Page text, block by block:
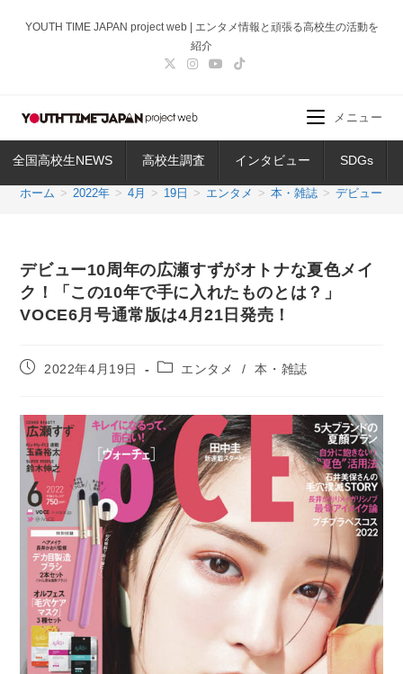
ス
ッ
YOUTH TIME JAPAN project web | エンタメ情報と頑張る高校生の活動を
紹介
全国高校生NEWS 高校生調査 インタビュー SDGs
メニュー
ホーム > 2022年 > 4月 > 19日 > エンタメ > 本・雑誌 > デビュー10
デビュー10周年の広瀬すずがオトナな夏色メイ
ク！「この10年で手に入れたものとは？」
VOCE6月号通常版は4月21日発売！
投
開
日:
2022年4月19日
投
テ
ゴ
ー:
エンタメ / 本・雑誌